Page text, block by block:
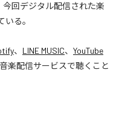
今回デジタル配信された楽
いる。
、 LINE MUSIC、 YouTube
楽配信サービスで聴くこと